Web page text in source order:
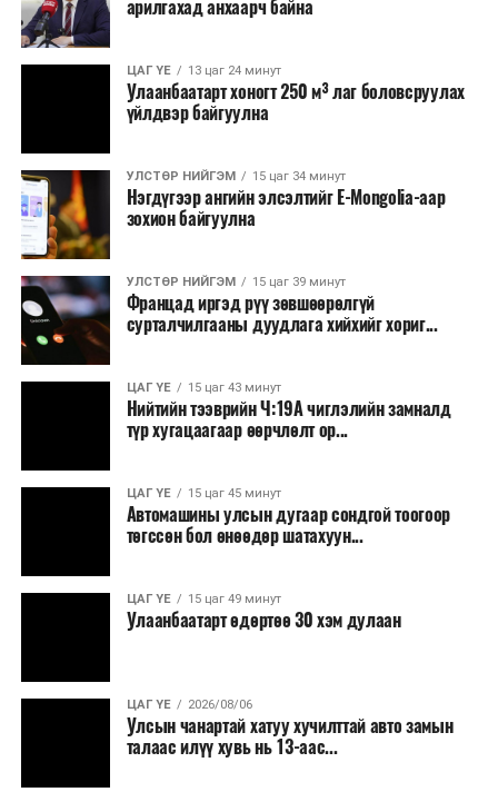
бүтээгдэхүүний нөөц бүрдүүлэх, хадгалах, түгээх,
борлуулах бүх шатанд цахим төлбөрийн баримт
үйлдэж, бүртгэлийг ил тод болгох юм.
2026 оны намар бэлтгэж, 2027 оны хавар худалдаанд
Засаг дарга Б.Пүрэвдагваг онцгойлон анхаарч
ажиллахыг Ерөнхий сайд үүрэг болгожээ.
Нөөцийн махыг цахим системд бүртгэснээр мах
бэлтгэлийн явц, нөөцийн үлдэгдэл ил тод болно. Мөн
хөнгөлөлттэй зээлийг зориулалтын бусаар ашиглах
явдлыг таслан зогсоох, хүртээмжийг нэмэгдүүлэх,
өрсөлдөөнийг бий болгох боломжтой гэж үзжээ.
Иргэд агуулах, үйлдвэрээс махаа шууд худалдан авах,
малчид системээр дамжуулан бүтээгдэхүүнээ
Түүнчлэн түлш, улаанбуудай, хүнсний ногооны нөөц
бүрдүүлэх зоорь, агуулах барих аж ахуйн нэгжүүдэд
арилгахад анхаарч байна
ЦАГ ҮЕ 13 цаг 24 минут
Улаанбаатарт хоногт 250 м³ лаг боловсруулах
үйлдвэр байгуулна
УЛСТӨР НИЙГЭМ 15 цаг 34 минут
Нэгдүгээр ангийн элсэлтийг E-Mongolia-аар
зохион байгуулна
УЛСТӨР НИЙГЭМ 15 цаг 39 минут
Францад иргэд рүү зөвшөөрөлгүй
сурталчилгааны дуудлага хийхийг хориг...
ЦАГ ҮЕ 15 цаг 43 минут
Нийтийн тээврийн Ч:19А чиглэлийн замналд
түр хугацаагаар өөрчлөлт ор...
ЦАГ ҮЕ 15 цаг 45 минут
Автомашины улсын дугаар сондгой тоогоор
төгссөн бол өнөөдөр шатахуун...
ЦАГ ҮЕ 15 цаг 49 минут
Улаанбаатарт өдөртөө 30 хэм дулаан
ЦАГ ҮЕ 2026/08/06
Улсын чанартай хатуу хучилттай авто замын
талаас илүү хувь нь 13-аас...